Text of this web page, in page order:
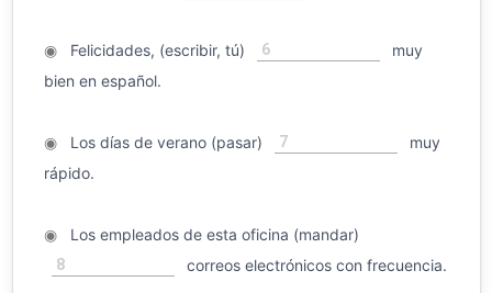
◉Felicidades, (escribir, tú) 6
muy
bien en español.
◉Los días de verano (pasar) 7
muy
rápido.
◉Los empleados de esta oficina (mandar)
8 correos electrónicos con frecuencia.